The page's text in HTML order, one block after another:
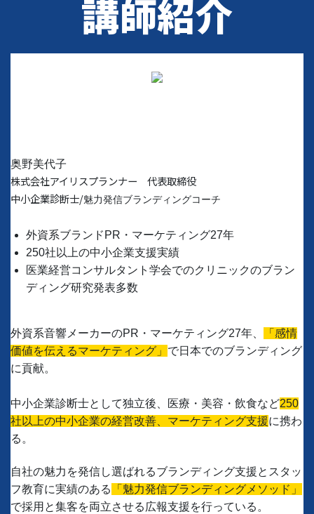
講師紹介
奥野美代子
株式会社アイリスプランナー 代表取締役
中小企業診断士/魅力発信ブランディングコーチ
外資系ブランドPR・マーケティング27年
250社以上の中小企業支援実績
医業経営コンサルタント学会でのクリニックのブラン
ディング研究発表多数
外資系音響メーカーのPR・マーケティング27年、
「感情
価値を伝えるマーケティング」 で日本でのブランディング
に貢献。
中小企業診断士として独立後、医療・美容・飲食など250
社以上の中小企業の経営改善、マーケティング支援に携わ
る。
自社の魅力を発信し選ばれるブランディング支援とスタッ
フ教育に実績のある
「魅力発信ブランディングメソッド」
で採用と集客を両立させる広報支援を行っている。